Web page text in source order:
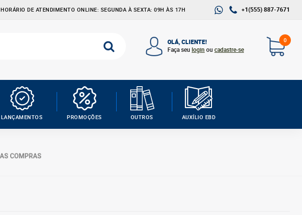
+1(555) 887-7671
HORÁRIO DE ATENDIMENTO ONLINE: SEGUNDA À SEXTA: 09H ÀS 17H
0
OLÁ, CLIENTE!
Faça seu login ou cadastre-se
LANÇAMENTOS PROMOÇÕES OUTROS AUXÍLIO EBD